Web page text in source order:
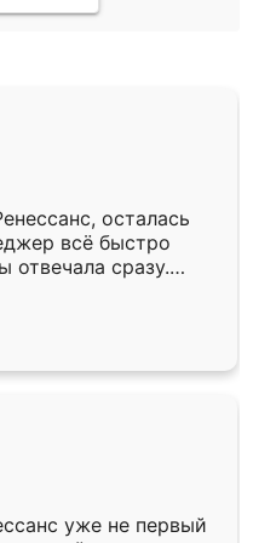
осталась
всё быстро
отвечала сразу.
подошёл к
Собрали
аккуратно, даже
уже не первый